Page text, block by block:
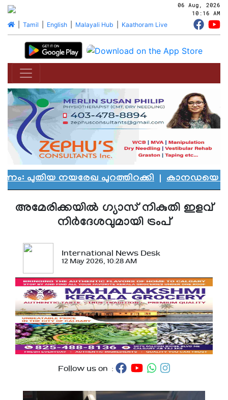
06 Aug, 2026
10:16 AM
| Tamil English| Malayali Hub Kaathoram Live
പുതിയ നയരേഖ പുറത്തിറക്കി|കാനഡയെ
അമേരിക്കയില്‍ ഗ്യാസ് നികുതി ഇളവ്
നിര്‍ദേശവുമായി ട്രംപ്
International News Desk
12 May 2026, 10:28 AM
Follow us on :